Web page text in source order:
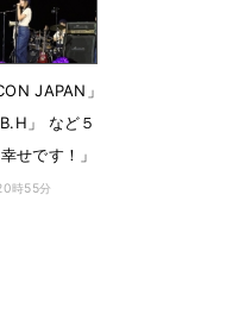
JAPAN」
」 など５
せです！」
時55分